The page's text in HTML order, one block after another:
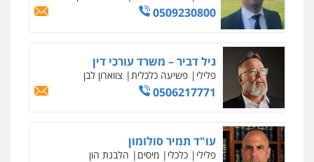
0509230800
גיל דביר – משרד עורכי דין
פלילי פשיעה כלכלית צווארון לבן
0506217771
עו"ד תמיר סולומון
פלילי כלכלי מיסים הלבנת הון